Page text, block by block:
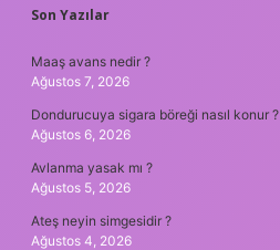
SIDEBAR
Son Yazılar
Maaş avans nedir ?
Ağustos 7, 2026
Dondurucuya sigara böreği nasıl konur ?
Ağustos 6, 2026
Avlanma yasak mı ?
Ağustos 5, 2026
Ateş neyin simgesidir ?
Ağustos 4, 2026